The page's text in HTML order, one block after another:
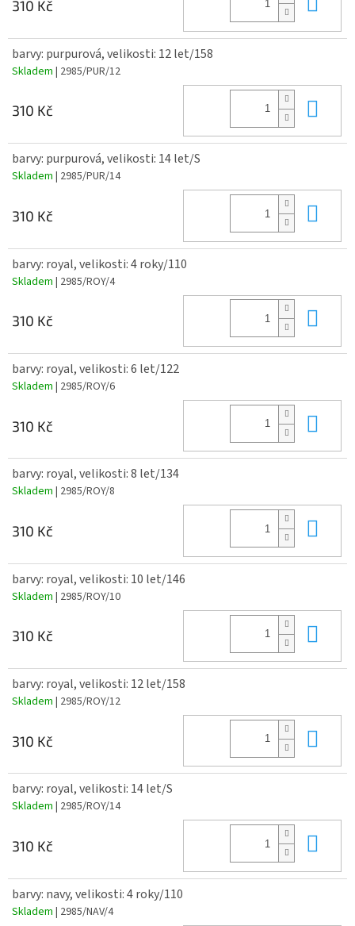
310 Kč
barvy: purpurová, velikosti: 12 let/158
Skladem | 2985/PUR/12
310 Kč
barvy: purpurová, velikosti: 14 let/S
Skladem | 2985/PUR/14
310 Kč
barvy: royal, velikosti: 4 roky/110
Skladem | 2985/ROY/4
310 Kč
barvy: royal, velikosti: 6 let/122
Skladem | 2985/ROY/6
310 Kč
barvy: royal, velikosti: 8 let/134
Skladem | 2985/ROY/8
310 Kč
barvy: royal, velikosti: 10 let/146
Skladem | 2985/ROY/10
310 Kč
barvy: royal, velikosti: 12 let/158
Skladem | 2985/ROY/12
310 Kč
barvy: royal, velikosti: 14 let/S
Skladem | 2985/ROY/14
310 Kč
barvy: navy, velikosti: 4 roky/110
Skladem | 2985/NAV/4